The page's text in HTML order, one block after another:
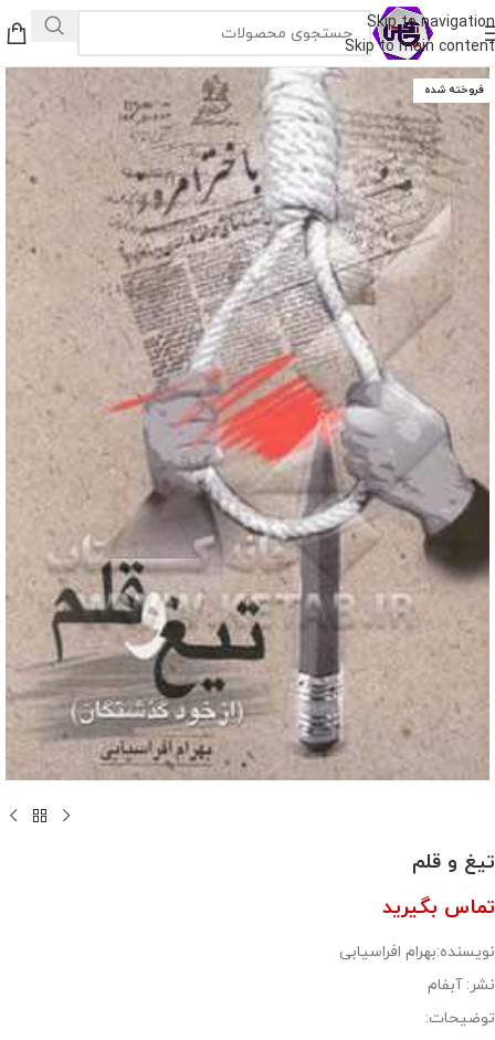
Skip to navigation
Skip to main content
فروخته شده
تیغ و قلم
تماس بگیرید
نویسنده:بهرام افراسیابی
نشر: آبفام
توضیحات: